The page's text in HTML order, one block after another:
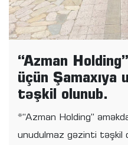
“Azman
üçün Şamaxıya
təşkil olunub.
*“Azman Holding”
unudulmaz gəzinti təşkil